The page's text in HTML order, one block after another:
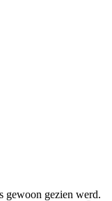
gewoon gezien werd.